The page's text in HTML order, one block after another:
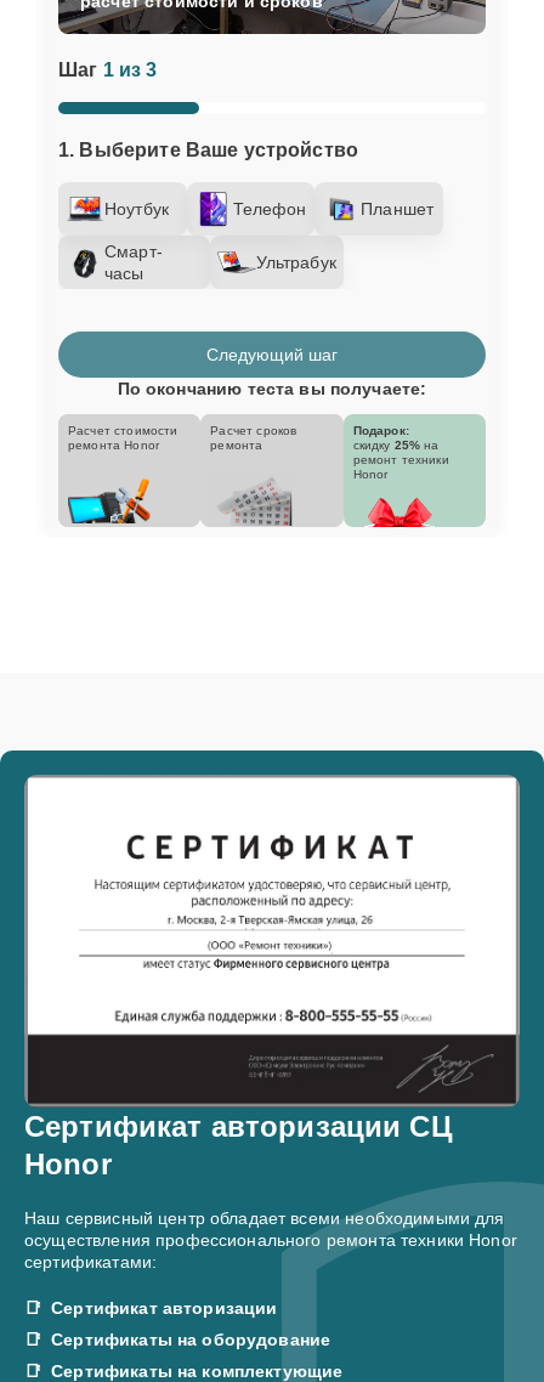
Шаг 1 из 3
1. Выберите Ваше устройство
Ноутбук Телефон Планшет
Смарт-
часы
Ультрабук
Следующий шаг
По окончанию теста вы получаете:
Расчет стоимости
ремонта Honor
Расчет сроков
ремонта
Подарок:
скидку 25% на
ремонт техники
Honor
Сертификат авторизации СЦ
Honor
Наш сервисный центр обладает всеми необходимыми для
осуществления профессионального ремонта техники Honor
сертификатами:
Сертификат авторизации
Сертификаты на оборудование
Сертификаты на комплектующие